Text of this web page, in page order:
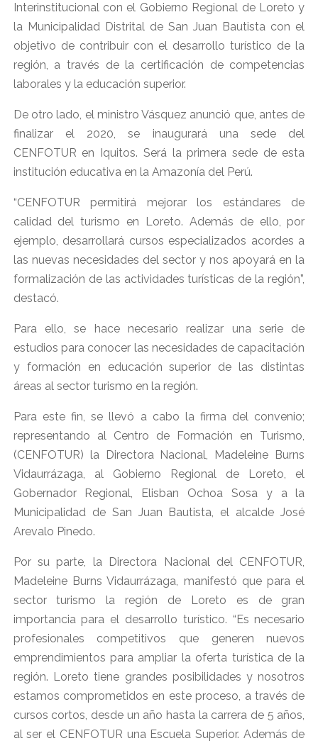
Interinstitucional con el Gobierno Regional de Loreto y
la Municipalidad Distrital de San Juan Bautista con el
objetivo de contribuir con el desarrollo turístico de la
región, a través de la certificación de competencias
laborales y la educación superior.
De otro lado, el ministro Vásquez anunció que, antes de
finalizar el 2020, se inaugurará una sede del
CENFOTUR en Iquitos. Será la primera sede de esta
institución educativa en la Amazonía del Perú.
“CENFOTUR permitirá mejorar los estándares de
calidad del turismo en Loreto. Además de ello, por
ejemplo, desarrollará cursos especializados acordes a
las nuevas necesidades del sector y nos apoyará en la
formalización de las actividades turísticas de la región”,
destacó.
Para ello, se hace necesario realizar una serie de
estudios para conocer las necesidades de capacitación
y formación en educación superior de las distintas
áreas al sector turismo en la región.
Para este fin, se llevó a cabo la firma del convenio;
representando al Centro de Formación en Turismo,
(CENFOTUR) la Directora Nacional, Madeleine Burns
Vidaurrázaga, al Gobierno Regional de Loreto, el
Gobernador Regional, Elisban Ochoa Sosa y a la
Municipalidad de San Juan Bautista, el alcalde José
Arevalo Pinedo.
Por su parte, la Directora Nacional del CENFOTUR,
Madeleine Burns Vidaurrázaga, manifestó que para el
sector turismo la región de Loreto es de gran
importancia para el desarrollo turístico. “Es necesario
profesionales competitivos que generen nuevos
emprendimientos para ampliar la oferta turística de la
región. Loreto tiene grandes posibilidades y nosotros
estamos comprometidos en este proceso, a través de
cursos cortos, desde un año hasta la carrera de 5 años,
al ser el CENFOTUR una Escuela Superior. Además de